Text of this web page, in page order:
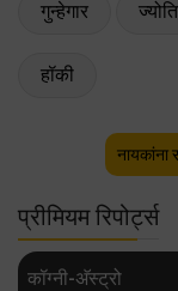
गुन्हेगार
हॉकी
नायकांना
प्रीमियम रिपोर्ट्स
कॉग्नी-अ‍ॅस्ट्रो